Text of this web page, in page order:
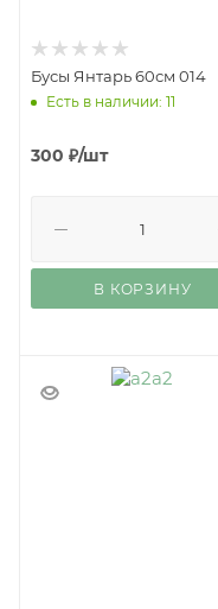
Бусы Янтарь 60см 014
Есть в наличии: 11
300 ₽/шт
В КОРЗИНУ